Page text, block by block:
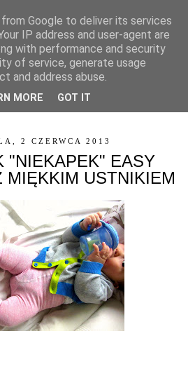
▼
2 CZERWCA 2013
"NIEKAPEK" EASY
MIĘKKIM USTNIKIEM
Google to deliver its services
IP address and user-agent are
with performance and security
of service, generate usage
and address abuse.
MORE GOT IT